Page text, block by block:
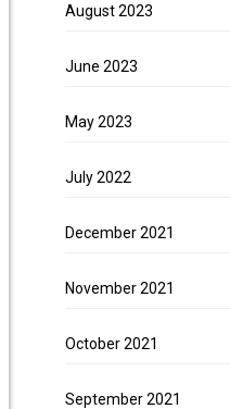
August 2023
June 2023
May 2023
July 2022
December 2021
November 2021
October 2021
September 2021